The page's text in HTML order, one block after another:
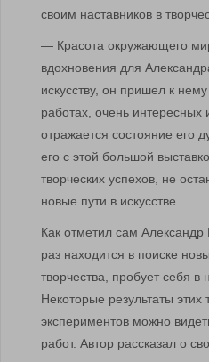
своим наставников в
— Красота окружающего
вдохновения для
искусству, он пришел к
работах, очень интересных
отражается состояние его
его с этой большой
творческих успехов, не
новые пути в искусстве.
Как отметил сам Александр
раз находится в поиске
творчества, пробует себя в
Некоторые результаты этих
экспериментов можно
работ. Автор рассказал о